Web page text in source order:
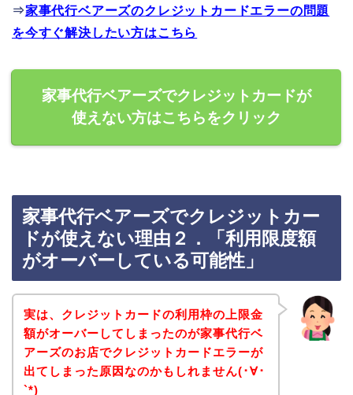
⇒家事代行ベアーズのクレジットカードエラーの問題
を今すぐ解決したい方はこちら
家事代行ベアーズでクレジットカードが
使えない方はこちらをクリック
家事代行ベアーズでクレジットカー
ドが使えない理由２．「利用限度額
がオーバーしている可能性」
実は、クレジットカードの利用枠の上限金
額がオーバーしてしまったのが家事代行ベ
アーズのお店でクレジットカードエラーが
出てしまった原因なのかもしれません(･∀･
`*)